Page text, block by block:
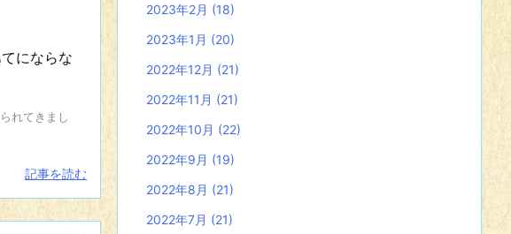
にならな
れてきまし
記事を読む
2023年2月 (18)
2023年1月 (20)
2022年12月 (21)
2022年11月 (21)
2022年10月 (22)
2022年9月 (19)
2022年8月 (21)
2022年7月 (21)